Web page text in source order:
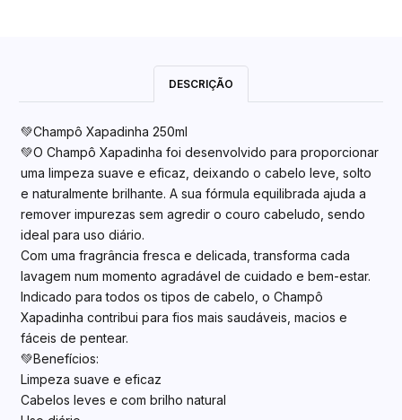
DESCRIÇÃO
💚Champô Xapadinha 250ml
💚O Champô Xapadinha foi desenvolvido para proporcionar
uma limpeza suave e eficaz, deixando o cabelo leve, solto
e naturalmente brilhante. A sua fórmula equilibrada ajuda a
remover impurezas sem agredir o couro cabeludo, sendo
ideal para uso diário.
Com uma fragrância fresca e delicada, transforma cada
lavagem num momento agradável de cuidado e bem-estar.
Indicado para todos os tipos de cabelo, o Champô
Xapadinha contribui para fios mais saudáveis, macios e
fáceis de pentear.
💚Benefícios:
Limpeza suave e eficaz
Cabelos leves e com brilho natural